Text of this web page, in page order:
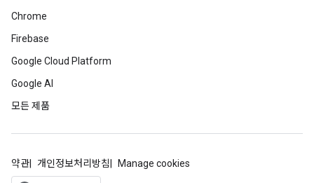
Chrome
Firebase
Google Cloud Platform
Google AI
모든 제품
약관 개인정보처리방침 Manage cookies